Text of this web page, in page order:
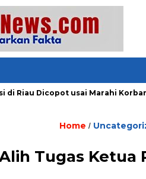
Dicopot usai Marahi Korban
Home /
Tugas Ketua